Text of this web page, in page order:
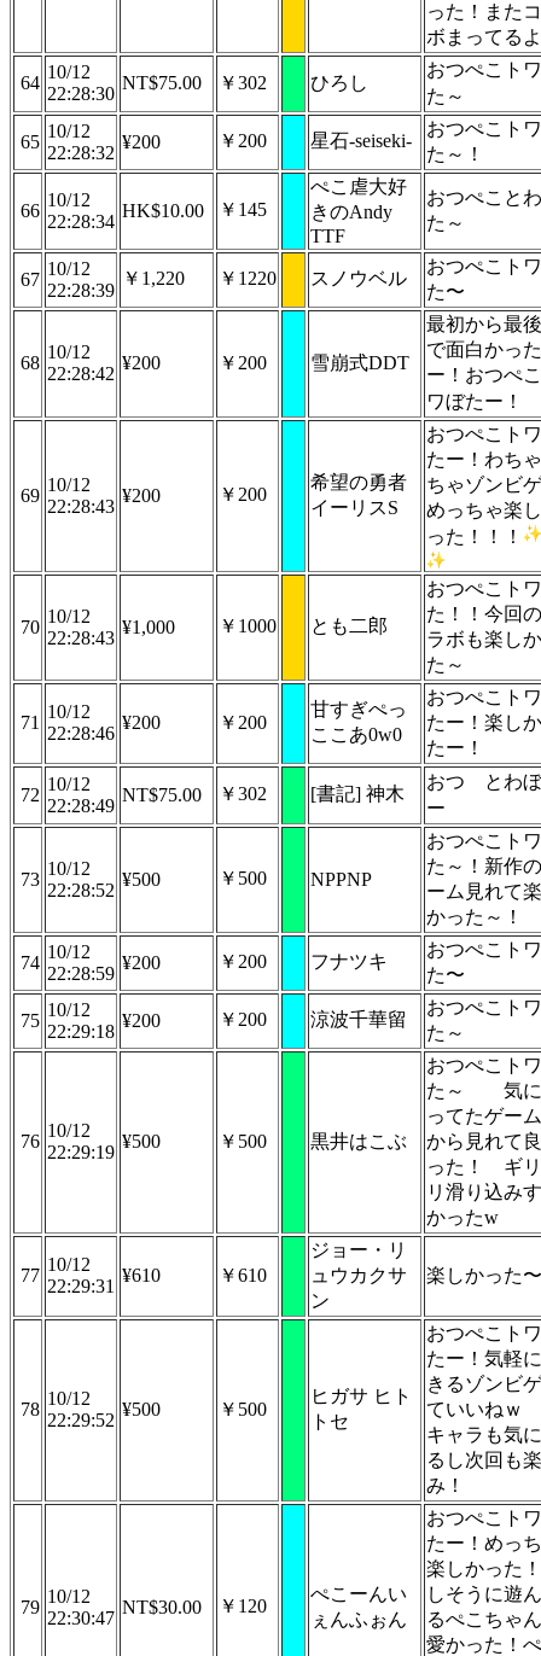
った！また
ボまってる
64
10/12
22:28:30
NT$75.00 ￥302 ひろし
おつぺこト
た～
65
10/12
22:28:32
¥200 ￥200 星石-seiseki-
おつぺこト
た～！
66
10/12
22:28:34
HK$10.00 ￥145
ぺこ虐大好
きのAndy
TTF
おつぺこと
た～
67
10/12
22:28:39
￥1,220 ￥1220 スノウベル
おつぺこト
た〜
68
10/12
22:28:42
¥200 ￥200 雪崩式DDT
最初から最
で面白かった
ー！おつぺ
ワぼたー！
69
10/12
22:28:43
¥200 ￥200
希望の勇者
イーリスS
おつぺこト
たー！わち
ちゃゾンビ
めっちゃ楽
った！！！
70
10/12
22:28:43
¥1,000 ￥1000 とも二郎
おつぺこト
た！！今回
ラボも楽し
た～
71
10/12
22:28:46
¥200 ￥200
甘すぎぺっ
ここあ0w0
おつぺこト
たー！楽し
たー！
72
10/12
22:28:49
NT$75.00 ￥302 [書記] 神木
おつ
とわ
ー
73
10/12
22:28:52
¥500 ￥500 NPPNP
おつぺこト
た～！新作
ーム見れて
かった～！
74
10/12
22:28:59
¥200 ￥200 フナツキ
おつぺこト
た〜
75
10/12
22:29:18
¥200 ￥200 涼波千華留
おつぺこト
た～
76
10/12
22:29:19
¥500 ￥500 黒井はこぶ
おつぺこト
た～ 気に
ってたゲー
から見れて
った！ ギ
リ滑り込み
かったw
77
10/12
22:29:31
¥610 ￥610
ジョー・リ
ュウカクサ
ン
楽しかった〜
78
10/12
22:29:52
¥500 ￥500
ヒガサ ヒト
トセ
おつぺこト
たー！気軽
きるゾンビ
ていいねｗ
キャラも気
るし次回も
み！
79
10/12
22:30:47
NT$30.00 ￥120
ぺこーんい
ぇんふぉん
おつぺこト
たー！めっ
楽しかった
しそうに遊
るぺこちゃ
愛かった！